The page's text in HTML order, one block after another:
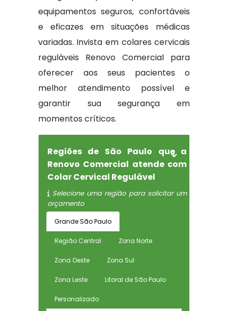
equipamentos seguros, confortáveis
e eficazes em situações médicas
variadas. Invista em colares cervicais
reguláveis Renovo Comercial para
oferecer aos seus pacientes o
melhor atendimento possível e
garantir sua segurança em
momentos críticos.
Regiões de São Paulo que a
Renovo Comercial atende com
Colar Cervical Regulável
Selecione uma região para solicitar um
orçamento
Grande São Paulo
Região Central Zona Norte
Zona Oeste Zona Sul
Zona Leste Litoral de São Paulo
Personalizado